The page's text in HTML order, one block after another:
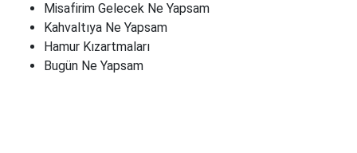
Misafirim Gelecek Ne Yapsam
Kahvaltıya Ne Yapsam
Hamur Kızartmaları
Bugün Ne Yapsam